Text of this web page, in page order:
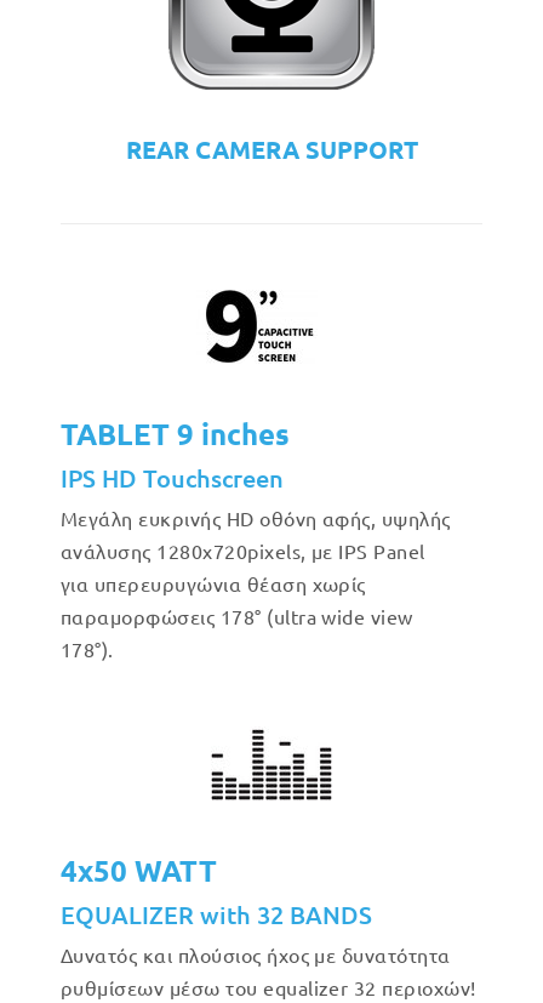
REAR CAMERA SUPPORT
TABLET 9 inches
IPS HD Touchscreen
Μεγάλη ευκρινής HD οθόνη αφής, υψηλής
ανάλυσης 1280x720pixels, με IPS Panel
για υπερευρυγώνια θέαση χωρίς
παραμορφώσεις 178° (ultra wide view
178°).
4x50 WATT
EQUALIZER with 32 BANDS
Δυνατός και πλούσιος ήχος με δυνατότητα
ρυθμίσεων μέσω του equalizer 32 περιοχών!